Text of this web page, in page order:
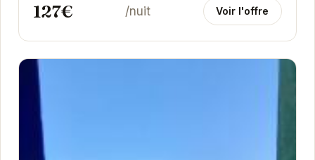
127€ /nuit Voir l'offre